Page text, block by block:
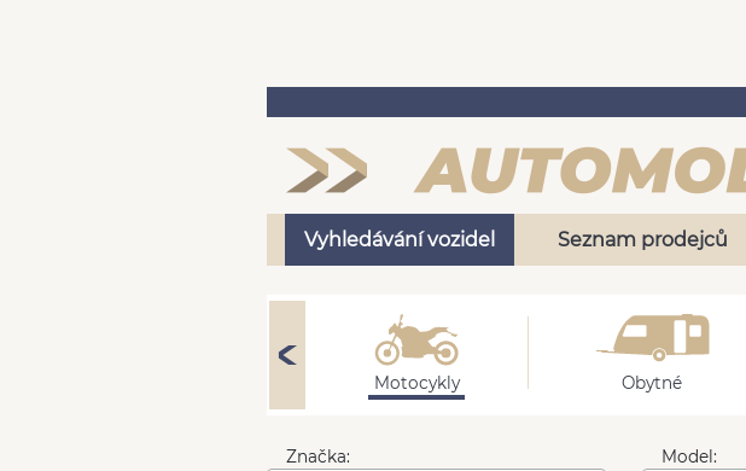
Vyhledávání vozidel Seznam prodejců
Motocykly Obytné
Značka:
Model: